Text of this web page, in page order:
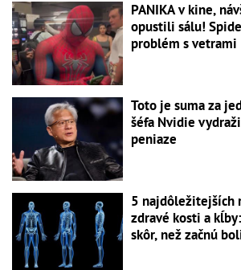
PANIKA v kine,
opustili sálu!
problém s vetrami
Toto je suma za
šéfa Nvidie
peniaze
5 najdôležitejších
zdravé kosti a
skôr, než začnú